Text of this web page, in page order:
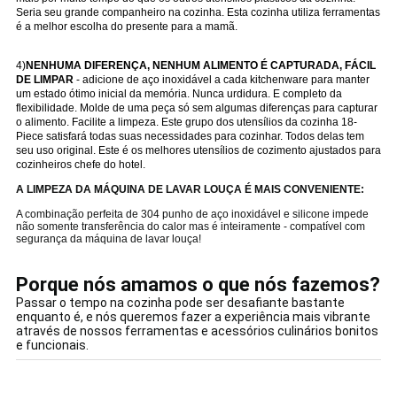
Seria seu grande companheiro na cozinha. Esta cozinha utiliza ferramentas
é a melhor escolha do presente para a mamã.
4)NENHUMA DIFERENÇA, NENHUM ALIMENTO É CAPTURADA, FÁCIL
DE LIMPAR - adicione de aço inoxidável a cada kitchenware para manter
um estado ótimo inicial da memória. Nunca urdidura. E completo da
flexibilidade. Molde de uma peça só sem algumas diferenças para capturar
o alimento. Facilite a limpeza. Este grupo dos utensílios da cozinha 18-
Piece satisfará todas suas necessidades para cozinhar. Todos delas tem
seu uso original. Este é os melhores utensílios de cozimento ajustados para
cozinheiros chefe do hotel.
A LIMPEZA DA MÁQUINA DE LAVAR LOUÇA É MAIS CONVENIENTE:
A combinação perfeita de 304 punho de aço inoxidável e silicone impede
não somente transferência do calor mas é inteiramente - compatível com
segurança da máquina de lavar louça!
Porque nós amamos o que nós fazemos?
Passar o tempo na cozinha pode ser desafiante bastante
enquanto é, e nós queremos fazer a experiência mais vibrante
através de nossos ferramentas e acessórios culinários bonitos
e funcionais.